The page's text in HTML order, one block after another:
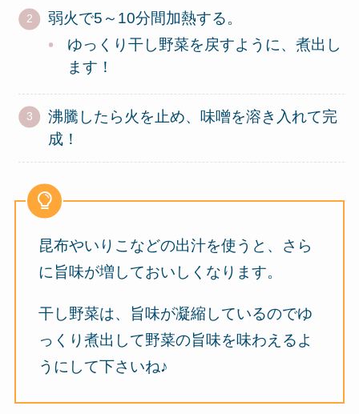
弱火で5～10分間加熱する。
ゆっくり干し野菜を戻すように、煮出し
ます！
沸騰したら火を止め、味噌を溶き入れて完
成！
昆布やいりこなどの出汁を使うと、さら
に旨味が増しておいしくなります。
干し野菜は、旨味が凝縮しているのでゆ
っくり煮出して野菜の旨味を味わえるよ
うにして下さいね♪